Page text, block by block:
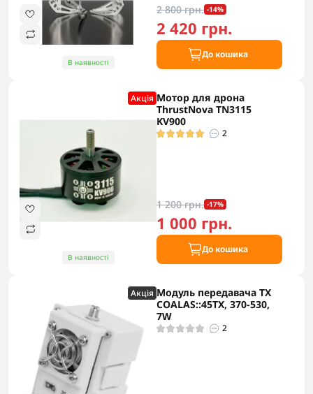
В наявності
2 800 грн. -14%
2 420 грн.
До кошика
Акцiя
В наявності
Мотор для дрона
ThrustNova TN3115
KV900
2
1 200 грн. -17%
1 000 грн.
До кошика
Акцiя Модуль передавача TX
COALAS::45TX, 370-530,
7W
2